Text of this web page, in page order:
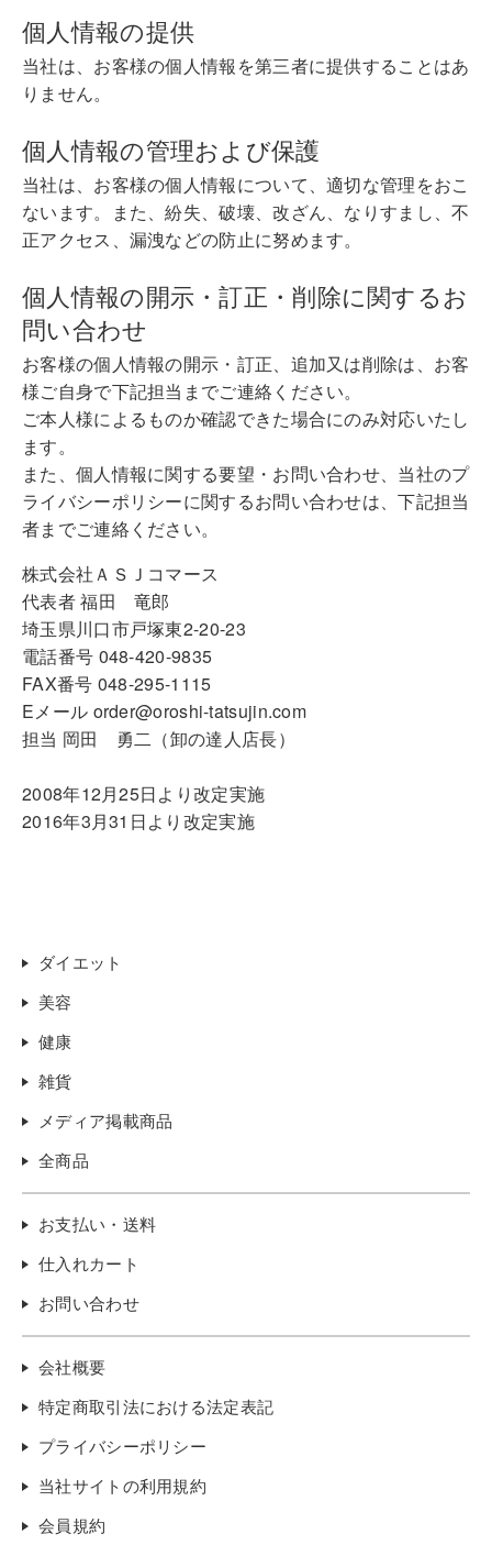
個人情報の提供
当社は、お客様の個人情報を第三者に提供することはあ
りません。
個人情報の管理および保護
当社は、お客様の個人情報について、適切な管理をおこ
ないます。また、紛失、破壊、改ざん、なりすまし、不
正アクセス、漏洩などの防止に努めます。
個人情報の開示・訂正・削除に関するお
問い合わせ
お客様の個人情報の開示・訂正、追加又は削除は、お客
様ご自身で下記担当までご連絡ください。
ご本人様によるものか確認できた場合にのみ対応いたし
ます。
また、個人情報に関する要望・お問い合わせ、当社のプ
ライバシーポリシーに関するお問い合わせは、下記担当
者までご連絡ください。
株式会社ＡＳＪコマース
代表者 福田 竜郎
埼玉県川口市戸塚東2-20-23
電話番号 048-420-9835
FAX番号 048-295-1115
Eメール order@oroshi-tatsujin.com
担当 岡田 勇二（卸の達人店長）
2008年12月25日より改定実施
2016年3月31日より改定実施
ダイエット
美容
健康
雑貨
メディア掲載商品
全商品
お支払い・送料
仕入れカート
お問い合わせ
会社概要
特定商取引法における法定表記
プライバシーポリシー
当社サイトの利用規約
会員規約